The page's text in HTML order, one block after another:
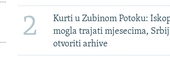
2
Kurti u Zubinom Potoku:
mogla trajati mjesecima,
otvoriti arhive